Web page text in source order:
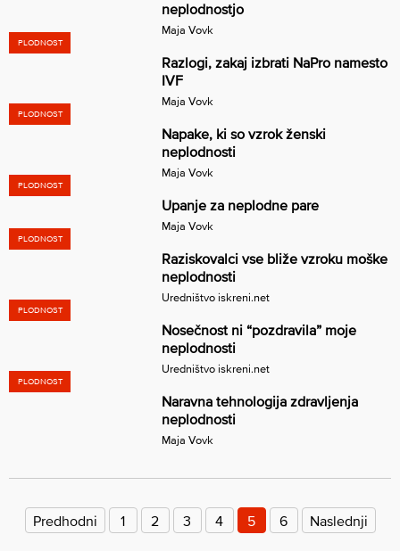
neplodnostjo
Maja Vovk
PLODNOST
Razlogi, zakaj izbrati NaPro namesto
IVF
Maja Vovk
PLODNOST
Napake, ki so vzrok ženski
neplodnosti
Maja Vovk
PLODNOST
Upanje za neplodne pare
Maja Vovk
PLODNOST
Raziskovalci vse bliže vzroku moške
neplodnosti
Uredništvo iskreni.net
PLODNOST
Nosečnost ni “pozdravila” moje
neplodnosti
Uredništvo iskreni.net
PLODNOST
Naravna tehnologija zdravljenja
neplodnosti
Maja Vovk
prispevkov
Predhodni 1 2 3 4 5 6 Naslednji